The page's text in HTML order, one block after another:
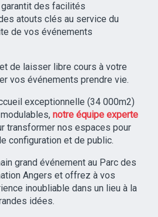
des facilités
atouts clés au service du
de vos événements
de laisser libre cours à votre
vos événements prendre vie.
exceptionnelle (34 000m2)
notre équipe experte
transformer nos espaces pour
configuration et de public.
grand événement au Parc des
Angers et offrez à vos
inoubliable dans un lieu à la
idées.